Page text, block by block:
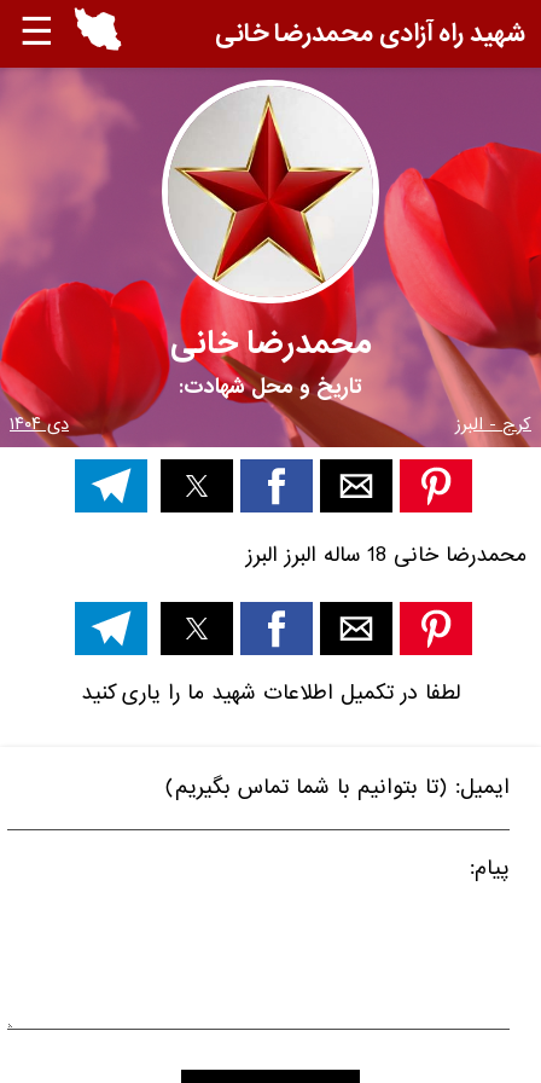
☰ شهید راه آزادی محمدرضا خانی
محمدرضا خانی
تاریخ و محل شهادت:
کرج - البرز دی ۱۴۰۴
محمدرضا خانی 18 ساله البرز البرز
لطفا در تکمیل اطلاعات شهید ما را یاری کنید
ایمیل: (تا بتوانیم با شما تماس بگیریم)
پیام: